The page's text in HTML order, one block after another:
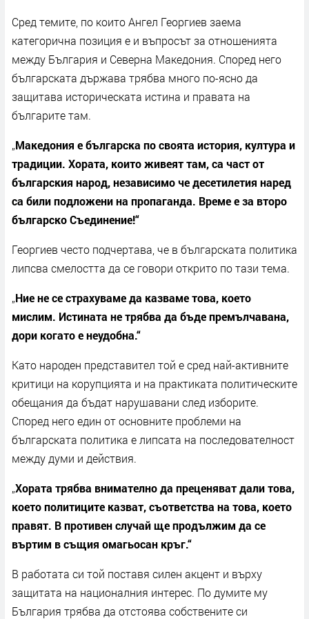
Сред темите, по които Ангел Георгиев заема
категорична позиция е и въпросът за отношенията
между България и Северна Македония. Според него
българската държава трябва много по-ясно да
защитава историческата истина и правата на
българите там.
„Македония е българска по своята история, култура и
традиции. Хората, които живеят там, са част от
българския народ, независимо че десетилетия наред
са били подложени на пропаганда. Време е за второ
българско Съединение!“
Георгиев често подчертава, че в българската политика
липсва смелостта да се говори открито по тази тема.
„Ние не се страхуваме да казваме това, което
мислим. Истината не трябва да бъде премълчавана,
дори когато е неудобна.“
Като народен представител той е сред най-активните
критици на корупцията и на практиката политическите
обещания да бъдат нарушавани след изборите.
Според него един от основните проблеми на
българската политика е липсата на последователност
между думи и действия.
„Хората трябва внимателно да преценяват дали това,
което политиците казват, съответства на това, което
правят. В противен случай ще продължим да се
въртим в същия омагьосан кръг.“
В работата си той поставя силен акцент и върху
защитата на националния интерес. По думите му
България трябва да отстоява собствените си